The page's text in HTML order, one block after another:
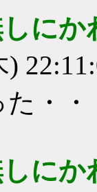
に
)
・
に